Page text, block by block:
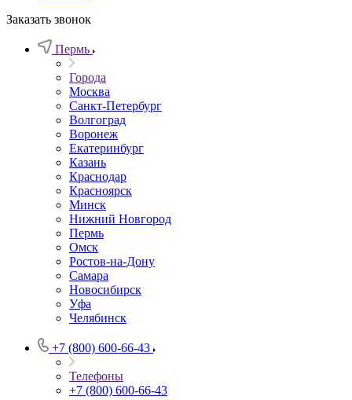
Заказать звонок
Пермь
Города
Москва
Санкт-Петербург
Волгоград
Воронеж
Екатеринбург
Казань
Краснодар
Красноярск
Минск
Нижний Новгород
Пермь
Омск
Ростов-на-Дону
Самара
Новосибирск
Уфа
Челябинск
+7 (800) 600-66-43
Телефоны
+7 (800) 600-66-43